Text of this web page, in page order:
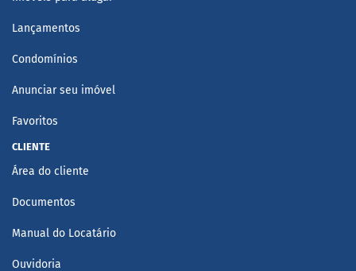
Lançamentos
Condomínios
Anunciar seu imóvel
Favoritos
CLIENTE
Área do cliente
Documentos
Manual do Locatário
Ouvidoria